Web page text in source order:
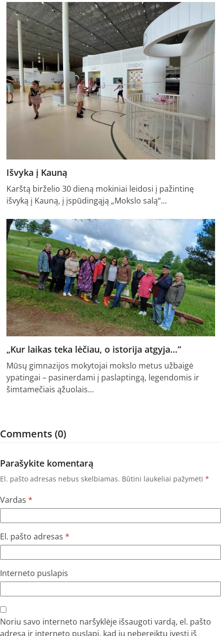
Išvyka į Kauną
Karštą birželio 30 dieną mokiniai leidosi į pažintinę
išvyką į Kauną, į įspūdingąją „Mokslo salą“…
„Kur laikas teka lėčiau, o istorija atgyja…“
Mūsų gimnazijos mokytojai mokslo metus užbaigė
ypatingai – pasinerdami į paslaptingą, legendomis ir
šimtamečiais ąžuolais…
Comments (0)
Parašykite komentarą
El. pašto adresas nebus skelbiamas. Būtini laukeliai pažymėti *
Vardas *
El. pašto adresas *
Interneto puslapis
Noriu savo interneto naršyklėje išsaugoti vardą, el. pašto
adresą ir interneto puslapį, kad jų nebereiktų įvesti iš